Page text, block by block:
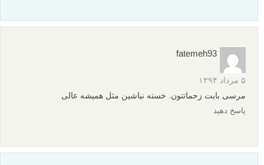
fatemeh93
۵ مرداد ۱۳۹۴
مرسی بابت زحماتتون. خسته نباشین مثل همیشه عالی
پاسخ دهید